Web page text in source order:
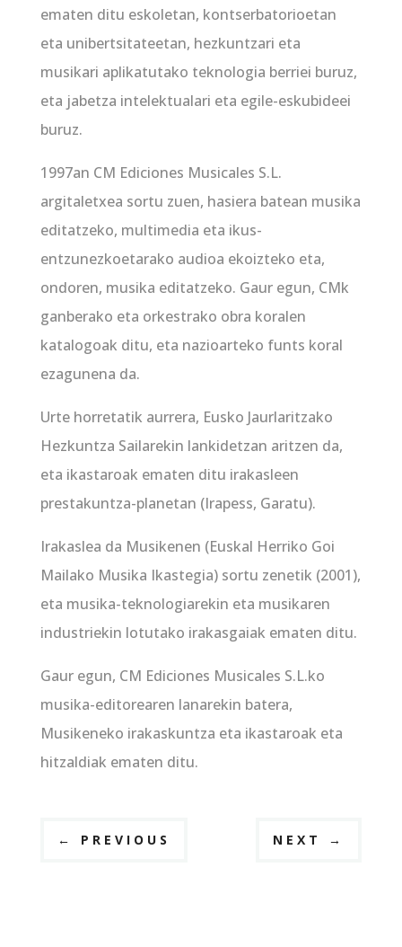
ematen ditu eskoletan, kontserbatorioetan
eta unibertsitateetan, hezkuntzari eta
musikari aplikatutako teknologia berriei buruz,
eta jabetza intelektualari eta egile-eskubideei
buruz.
1997an CM Ediciones Musicales S.L.
argitaletxea sortu zuen, hasiera batean musika
editatzeko, multimedia eta ikus-
entzunezkoetarako audioa ekoizteko eta,
ondoren, musika editatzeko. Gaur egun, CMk
ganberako eta orkestrako obra koralen
katalogoak ditu, eta nazioarteko funts koral
ezagunena da.
Urte horretatik aurrera, Eusko Jaurlaritzako
Hezkuntza Sailarekin lankidetzan aritzen da,
eta ikastaroak ematen ditu irakasleen
prestakuntza-planetan (Irapess, Garatu).
Irakaslea da Musikenen (Euskal Herriko Goi
Mailako Musika Ikastegia) sortu zenetik (2001),
eta musika-teknologiarekin eta musikaren
industriekin lotutako irakasgaiak ematen ditu.
Gaur egun, CM Ediciones Musicales S.L.ko
musika-editorearen lanarekin batera,
Musikeneko irakaskuntza eta ikastaroak eta
hitzaldiak ematen ditu.
← PREVIOUS NEXT →